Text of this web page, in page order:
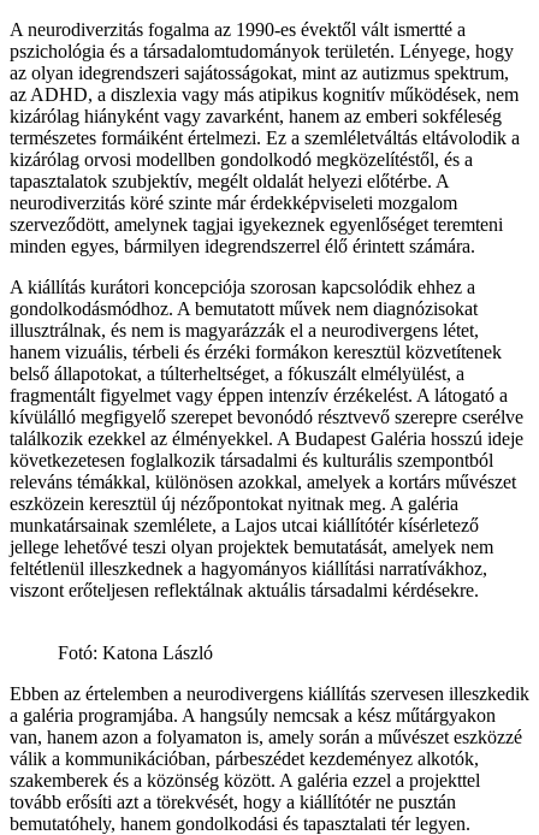
A neurodiverzitás fogalma az 1990-es évektől vált ismertté a
pszichológia és a társadalomtudományok területén. Lényege, hogy
az olyan idegrendszeri sajátosságokat, mint az autizmus spektrum,
az ADHD, a diszlexia vagy más atipikus kognitív működések, nem
kizárólag hiányként vagy zavarként, hanem az emberi sokféleség
természetes formáiként értelmezi. Ez a szemléletváltás eltávolodik a
kizárólag orvosi modellben gondolkodó megközelítéstől, és a
tapasztalatok szubjektív, megélt oldalát helyezi előtérbe. A
neurodiverzitás köré szinte már érdekképviseleti mozgalom
szerveződött, amelynek tagjai igyekeznek egyenlőséget teremteni
minden egyes, bármilyen idegrendszerrel élő érintett számára.
A kiállítás kurátori koncepciója szorosan kapcsolódik ehhez a
gondolkodásmódhoz. A bemutatott művek nem diagnózisokat
illusztrálnak, és nem is magyarázzák el a neurodivergens létet,
hanem vizuális, térbeli és érzéki formákon keresztül közvetítenek
belső állapotokat, a túlterheltséget, a fókuszált elmélyülést, a
fragmentált figyelmet vagy éppen intenzív érzékelést. A látogató a
kívülálló megfigyelő szerepet bevonódó résztvevő szerepre cserélve
találkozik ezekkel az élményekkel. A Budapest Galéria hosszú ideje
következetesen foglalkozik társadalmi és kulturális szempontból
releváns témákkal, különösen azokkal, amelyek a kortárs művészet
eszközein keresztül új nézőpontokat nyitnak meg. A galéria
munkatársainak szemlélete, a Lajos utcai kiállítótér kísérletező
jellege lehetővé teszi olyan projektek bemutatását, amelyek nem
feltétlenül illeszkednek a hagyományos kiállítási narratívákhoz,
viszont erőteljesen reflektálnak aktuális társadalmi kérdésekre.
Fotó: Katona László
Ebben az értelemben a neurodivergens kiállítás szervesen illeszkedik
a galéria programjába. A hangsúly nemcsak a kész műtárgyakon
van, hanem azon a folyamaton is, amely során a művészet eszközzé
válik a kommunikációban, párbeszédet kezdeményez alkotók,
szakemberek és a közönség között. A galéria ezzel a projekttel
tovább erősíti azt a törekvését, hogy a kiállítótér ne pusztán
bemutatóhely, hanem gondolkodási és tapasztalati tér legyen.